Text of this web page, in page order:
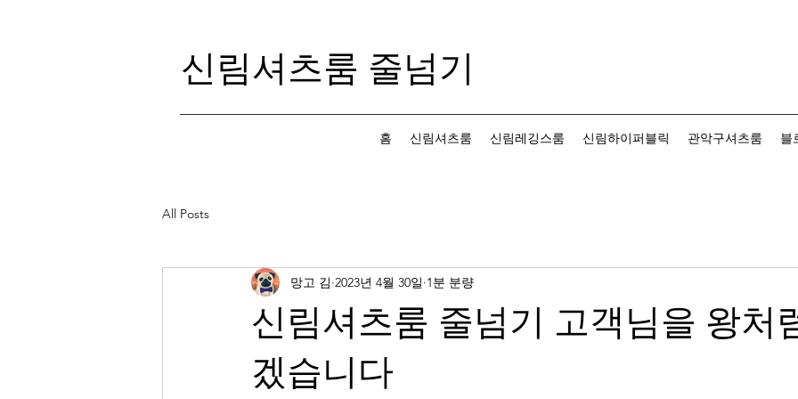
신림셔츠룸 줄넘기
홈 신림셔츠룸 신림레깅스룸 신림하이퍼블릭 관악구셔츠룸 블
All Posts
신림셔츠룸 줄넘기 고객님을 왕처
겠습니다
망고 김 2023년 4월 30일 1분 분량